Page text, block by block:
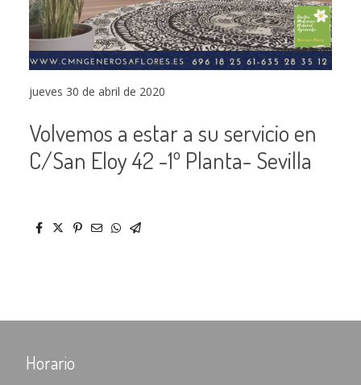
jueves 30 de abril de 2020
Volvemos a estar a su servicio en
C/San Eloy 42 -1º Planta- Sevilla
Horario